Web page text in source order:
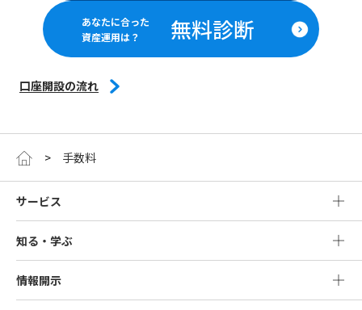
あなたに合った
資産運用は？
無料診断
口座開設の流れ
手数料
サービス
知る・学ぶ
情報開示